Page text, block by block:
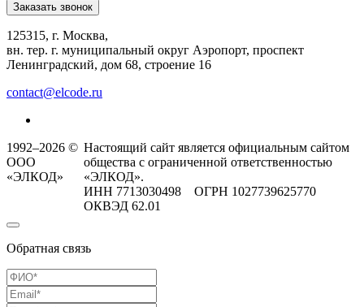
Заказать звонок
125315, г. Москва,
вн. тер. г. муниципальный округ Аэропорт, проспект
Ленинградский, дом 68, строение 16
contact@elcode.ru
1992–2026 ©
ООО
«ЭЛКОД»
Настоящий сайт является официальным сайтом
общества с ограниченной ответственностью
«ЭЛКОД».
ИНН 7713030498 ОГРН 1027739625770
ОКВЭД 62.01
Обратная связь